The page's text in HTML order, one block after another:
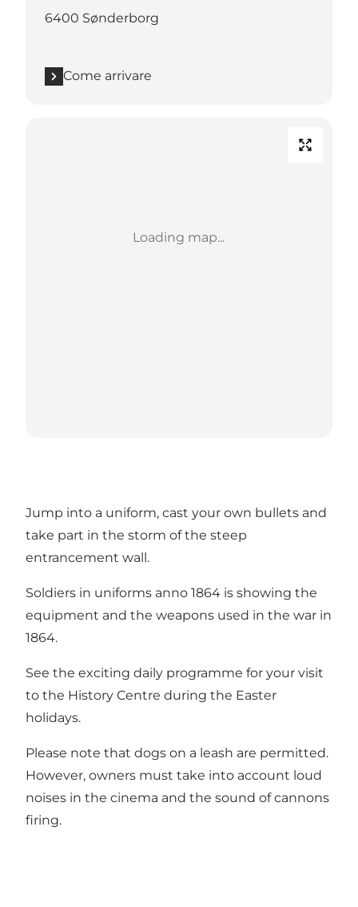
6400 Sønderborg
Come arrivare
Loading map...
Jump into a uniform, cast your own bullets and
take part in the storm of the steep
entrancement wall.
Soldiers in uniforms anno 1864 is showing the
equipment and the weapons used in the war in
1864.
See the exciting daily programme for your visit
to the History Centre during the Easter
holidays.
Please note that dogs on a leash are permitted.
However, owners must take into account loud
noises in the cinema and the sound of cannons
firing.